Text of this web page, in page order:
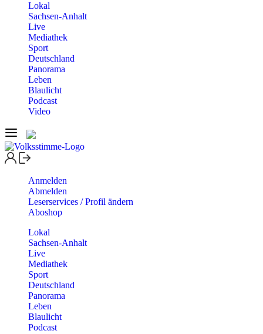
Lokal
Sachsen-Anhalt
Live
Mediathek
Sport
Deutschland
Panorama
Leben
Blaulicht
Podcast
Video
Anmelden
Abmelden
Leserservices / Profil ändern
Aboshop
Lokal
Sachsen-Anhalt
Live
Mediathek
Sport
Deutschland
Panorama
Leben
Blaulicht
Podcast